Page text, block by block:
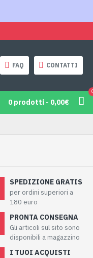
FAQ CONTATTI
0 prodotti - 0,00€
SPEDIZIONE GRATIS
per ordini superiori a
180 euro
PRONTA CONSEGNA
Gli articoli sul sito sono
disponibili a magazzino
I TUOI ACQUISTI